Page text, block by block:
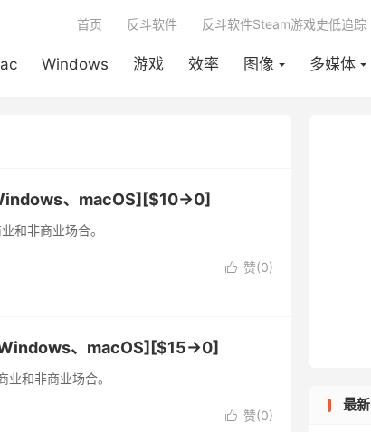
Windows 游戏 效率 图像 多媒体
首页 反斗软件 反斗软件Steam游戏史低追踪
、macOS][$10→0]
和非商业场合。
 赞(0)
、macOS][$15→0]
和非商业场合。
 赞(0)
最